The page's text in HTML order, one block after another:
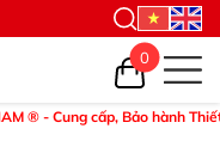
® - Cung cấp, Bảo hành Thiết
0